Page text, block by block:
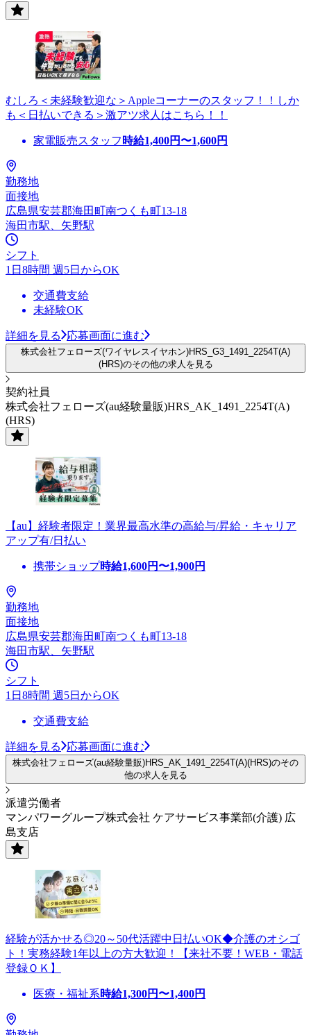
むしろ＜未経験歓迎な＞Appleコーナーのスタッフ！！しか
も＜日払いできる＞激アツ求人はこちら！！
家電販売スタッフ 時給1,400円〜1,600円
勤務地
面接地
広島県安芸郡海田町南つくも町13-18
海田市駅、矢野駅
シフト
1日8時間 週5日からOK
交通費支給
未経験OK
詳細を見る 応募画面に進む
株式会社フェローズ(ワイヤレスイヤホン)HRS_G3_1491_2254T(A)
(HRS)のその他の求人を見る
契約社員
株式会社フェローズ(au経験量販)HRS_AK_1491_2254T(A)
(HRS)
【au】経験者限定！業界最高水準の高給与/昇給・キャリア
アップ有/日払い
携帯ショップ時給1,600円〜1,900円
勤務地
面接地
広島県安芸郡海田町南つくも町13-18
海田市駅、矢野駅
シフト
1日8時間 週5日からOK
交通費支給
詳細を見る 応募画面に進む
株式会社フェローズ(au経験量販)HRS_AK_1491_2254T(A)(HRS)のその
他の求人を見る
派遣労働者
マンパワーグループ株式会社 ケアサービス事業部(介護) 広
島支店
経験が活かせる◎20～50代活躍中日払いOK◆介護のオシゴ
ト！実務経験1年以上の方大歓迎！【来社不要！WEB・電話
登録ＯＫ】
医療・福祉系時給1,300円〜1,400円